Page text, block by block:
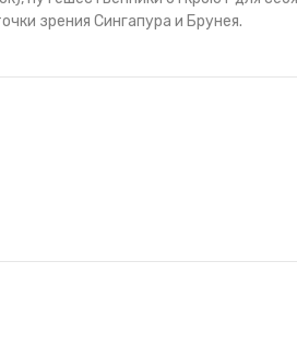
зрения Сингапура и Брунея.